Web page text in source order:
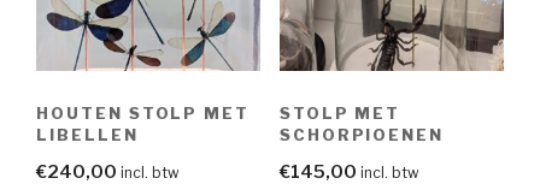
HOUTEN STOLP MET
LIBELLEN
€240,00 incl. btw
STOLP MET
SCHORPIOENEN
€145,00 incl. btw